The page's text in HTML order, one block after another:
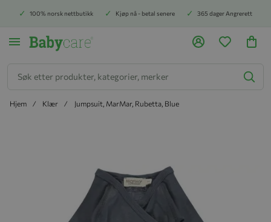
100% norsk nettbutikk Kjøp nå - betal senere 365 dager Angrerett
Hjem Klær Jumpsuit, MarMar, Rubetta, Blue
Hopp til slutten av bildegalleriet